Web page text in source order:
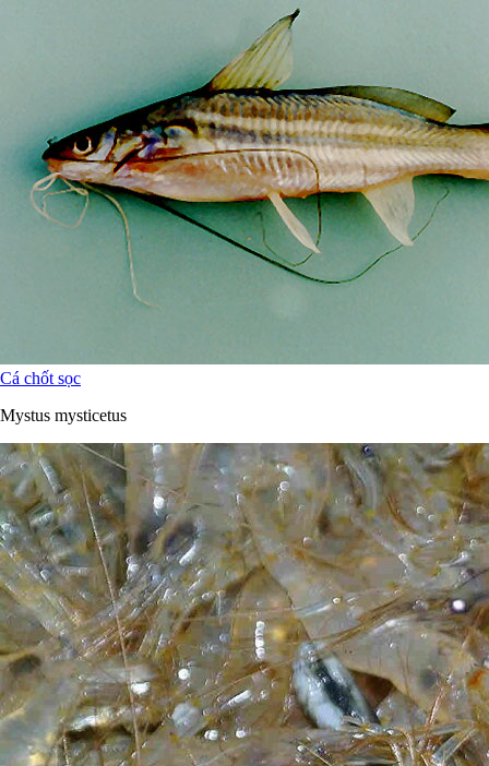
Cá chốt sọc
Mystus mysticetus